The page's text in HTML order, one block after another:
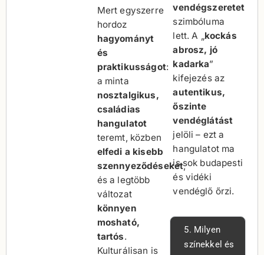
Mert egyszerre
hordoz
hagyományt
és
praktikusságot:
a minta
nosztalgikus,
családias
hangulatot
teremt, közben
elfedi a kisebb
szennyeződéseket,
és a legtöbb
változat
könnyen
mosható,
tartós.
Kulturálisan is
vendégszeretet
szimbóluma
lett. A „kockás
abrosz, jó
kadarka”
kifejezés az
autentikus,
őszinte
vendéglátást
jelöli – ezt a
hangulatot ma
is sok budapesti
és vidéki
vendéglő őrzi.
5. Milyen
színekkel és